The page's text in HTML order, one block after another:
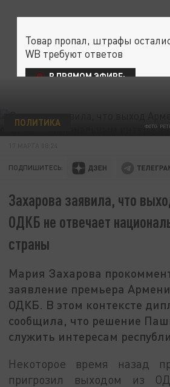
ФОТО:
ПОЛИТИКА
ПОДПИШИТЕСЬ:
Захарова заявила, что
ОДКБ не отвечает
страны
Мария Захарова
заявление премьера
ОДКБ. В этом контексте
сообщила, что решение
служить интересам
Некоторое время назад
пригрозил выходом из
Товар пропал, штрафы
WB требуют ответов
В ПРЯМОМ ЭФИРЕ: